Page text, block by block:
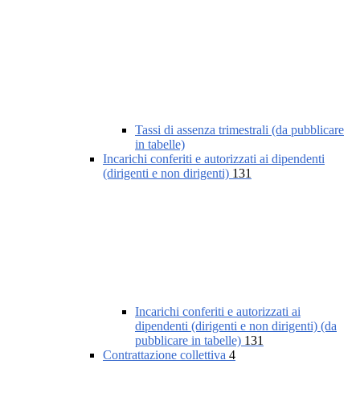
Tassi di assenza trimestrali (da pubblicare
in tabelle)
Incarichi conferiti e autorizzati ai dipendenti
(dirigenti e non dirigenti) 131
Incarichi conferiti e autorizzati ai
dipendenti (dirigenti e non dirigenti) (da
pubblicare in tabelle) 131
Contrattazione collettiva 4